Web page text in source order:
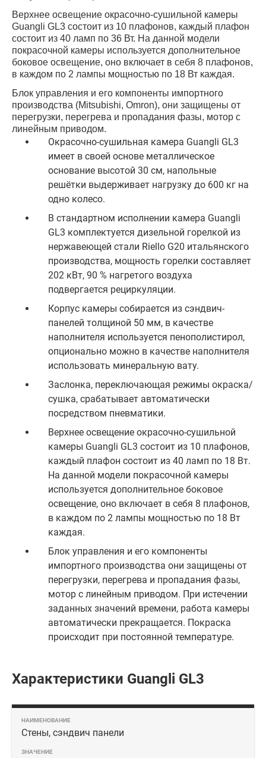
Верхнее освещение окрасочно-сушильной камеры
Guangli GL3 состоит из 10 плафонов, каждый плафон
состоит из 40 ламп по 36 Вт. На данной модели
покрасочной камеры используется дополнительное
боковое освещение, оно включает в себя 8 плафонов,
в каждом по 2 лампы мощностью по 18 Вт каждая.
Блок управления и его компоненты импортного
производства (Mitsubishi, Omron), они защищены от
перегрузки, перегрева и пропадания фазы, мотор с
линейным приводом.
Окрасочно-сушильная камера Guangli GL3
имеет в своей основе металлическое
основание высотой 30 см, напольные
решётки выдерживает нагрузку до 600 кг на
одно колесо.
В стандартном исполнении камера Guangli
GL3 комплектуется дизельной горелкой из
нержавеющей стали Riello G20 итальянского
производства, мощность горелки составляет
202 кВт, 90 % нагретого воздуха
подвергается рециркуляции.
Корпус камеры собирается из сэндвич-
панелей толщиной 50 мм, в качестве
наполнителя используется пенополистирол,
опционально можно в качестве наполнителя
использовать минеральную вату.
Заслонка, переключающая режимы окраска/
сушка, срабатывает автоматически
посредством пневматики.
Верхнее освещение окрасочно-сушильной
камеры Guangli GL3 состоит из 10 плафонов,
каждый плафон состоит из 40 ламп по 18 Вт.
На данной модели покрасочной камеры
используется дополнительное боковое
освещение, оно включает в себя 8 плафонов,
в каждом по 2 лампы мощностью по 18 Вт
каждая.
Блок управления и его компоненты
импортного производства они защищены от
перегрузки, перегрева и пропадания фазы,
мотор с линейным приводом. При истечении
заданных значений времени, работа камеры
автоматически прекращается. Покраска
происходит при постоянной температуре.
Характеристики Guangli GL3
Стены, сэндвич панели